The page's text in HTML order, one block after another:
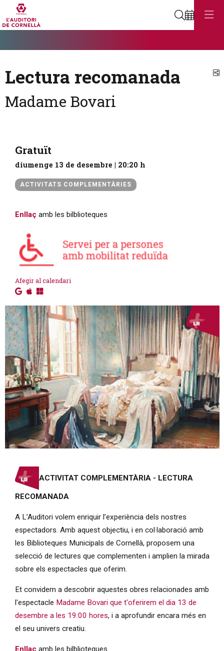
Cerca
Lectura recomanada
Madame Bovari
Gratuït
diumenge 13 de desembre | 20:20 h
ACTIVITATS COMPLEMENTÀRIES
Enllaç amb les bilblioteques
Afegir al calendari
ACTIVITAT COMPLEMENTÀRIA - LECTURA
RECOMANADA
A L’Auditori volem enriquir l’experiència dels nostres
espectadors. Amb aquest objectiu, i en col·laboració amb
les Biblioteques Municipals de Cornellà, proposem una
selecció de lectures que complementen i amplien la mirada
sobre els espectacles que oferim.
Et convidem a descobrir aquestes obres relacionades amb
l'espectacle Madame Bovari que t'oferirem el dia 13 de
desembre a les 19:00 hores, i a aprofundir encara més en
el seu univers creatiu.
Enllaç amb les bilblioteques